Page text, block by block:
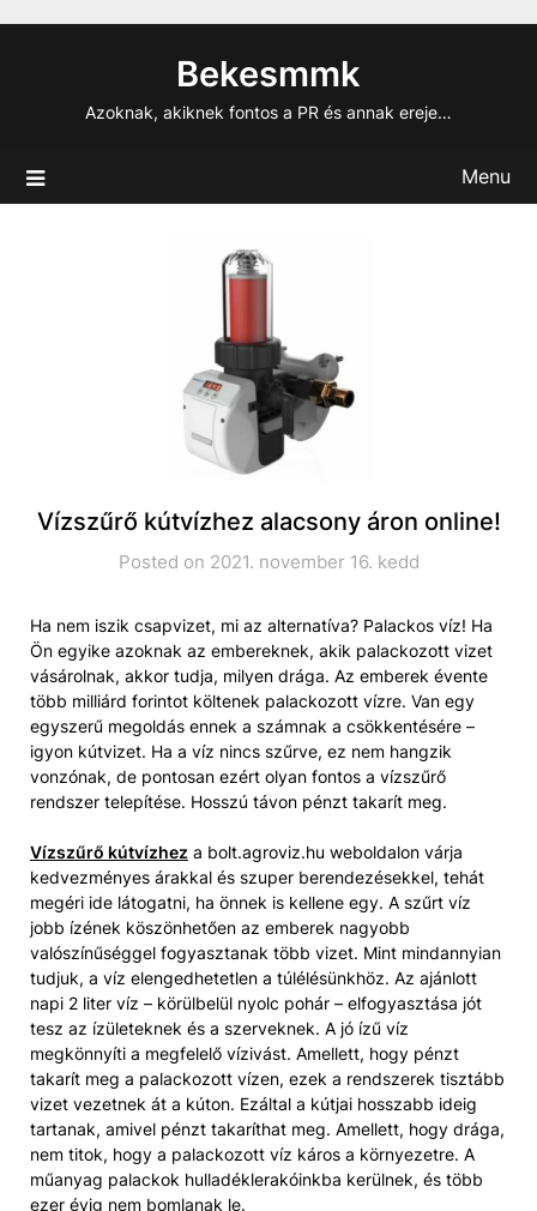
Bekesmmk
Azoknak, akiknek fontos a PR és annak ereje…
Menu
Vízszűrő kútvízhez alacsony áron online!
Posted on 2021. november 16. kedd
Ha nem iszik csapvizet, mi az alternatíva? Palackos víz! Ha
Ön egyike azoknak az embereknek, akik palackozott vizet
vásárolnak, akkor tudja, milyen drága. Az emberek évente
több milliárd forintot költenek palackozott vízre. Van egy
egyszerű megoldás ennek a számnak a csökkentésére –
igyon kútvizet. Ha a víz nincs szűrve, ez nem hangzik
vonzónak, de pontosan ezért olyan fontos a vízszűrő
rendszer telepítése. Hosszú távon pénzt takarít meg.
Vízszűrő kútvízhez a bolt.agroviz.hu weboldalon várja
kedvezményes árakkal és szuper berendezésekkel, tehát
megéri ide látogatni, ha önnek is kellene egy. A szűrt víz
jobb ízének köszönhetően az emberek nagyobb
valószínűséggel fogyasztanak több vizet. Mint mindannyian
tudjuk, a víz elengedhetetlen a túlélésünkhöz. Az ajánlott
napi 2 liter víz – körülbelül nyolc pohár – elfogyasztása jót
tesz az ízületeknek és a szerveknek. A jó ízű víz
megkönnyíti a megfelelő vízivást. Amellett, hogy pénzt
takarít meg a palackozott vízen, ezek a rendszerek tisztább
vizet vezetnek át a kúton. Ezáltal a kútjai hosszabb ideig
tartanak, amivel pénzt takaríthat meg. Amellett, hogy drága,
nem titok, hogy a palackozott víz káros a környezetre. A
műanyag palackok hulladéklerakóinkba kerülnek, és több
ezer évig nem bomlanak le.